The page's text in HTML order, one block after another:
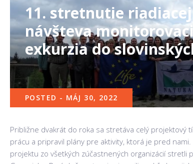
11. stretnutie
návšteva
exkurzia do
POSTED - MÁJ 30, 2022
Približne dvakrát do roka sa stretáva celý projektový
prácu a pripravil plány pre aktivity, ktorá je pred
projektu zo všetkých zúčastnených organizácií stretli